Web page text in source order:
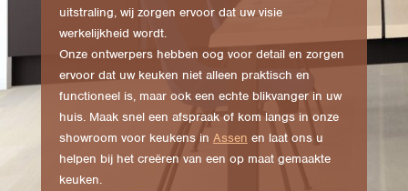
uitstraling, wij zorgen ervoor dat uw visie
werkelijkheid wordt.
Onze ontwerpers hebben oog voor detail en zorgen
ervoor dat uw keuken niet alleen praktisch en
functioneel is, maar ook een echte blikvanger in uw
huis. Maak snel een afspraak of kom langs in onze
showroom voor keukens in Assen en laat ons u
helpen bij het creëren van een op maat gemaakte
keuken.